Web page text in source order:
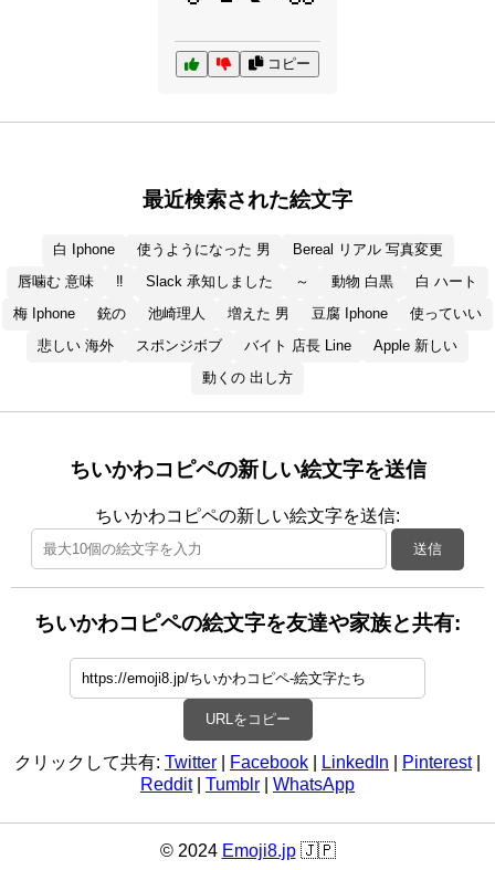
コピー
最近検索された絵文字
白 Iphone 使うようになった 男
Bereal リアル 写真変更
唇噛む 意味
‼️ Slack 承知しました ～ 動物 白黒
白 ハート
梅 Iphone
銃の 池崎理人 増えた 男 豆腐 Iphone
使っていい
悲しい 海外
スポンジボブ バイト 店長 Line
Apple 新しい
動くの 出し方
ちいかわコピペの新しい絵文字を送信
ちいかわコピペの新しい絵文字を送信:
送信
ちいかわコピペの絵文字を友達や家族と共有:
URLをコピー
クリックして共有: Twitter Facebook LinkedIn Pinterest|
Reddit| Tumblr WhatsApp
© 2024 Emoji8.jp🇯🇵